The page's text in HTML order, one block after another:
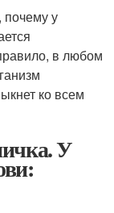
почему у
в любом
ко всем
У